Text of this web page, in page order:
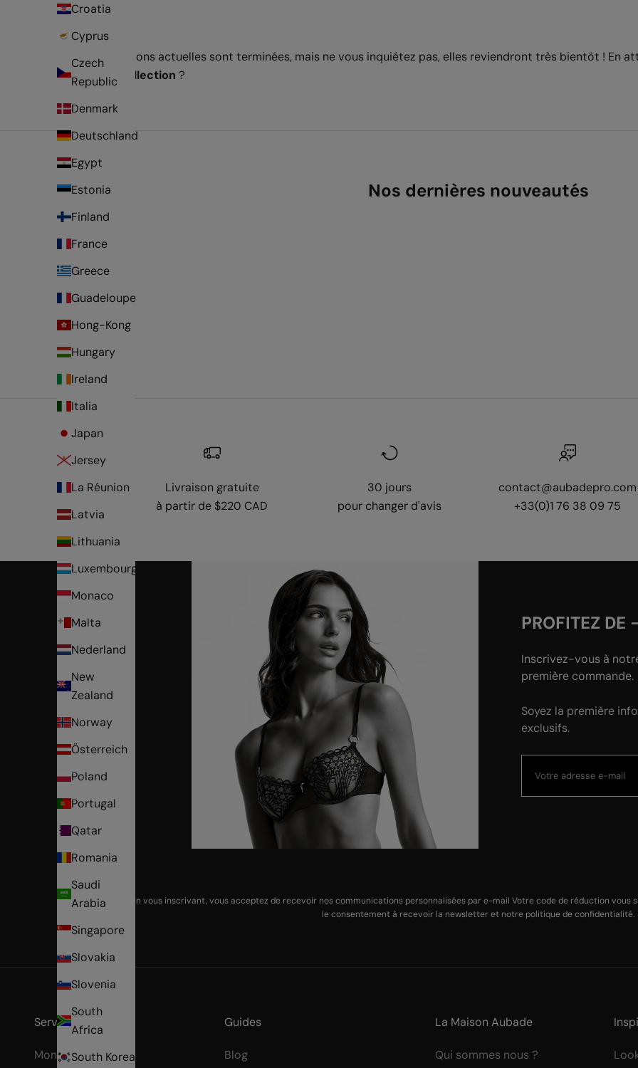
Croatia
Cyprus
Czech
Republic
Denmark
Deutschland
Egypt
Estonia
Finland
France
Greece
Guadeloupe
Hong-Kong
Hungary
Ireland
Italia
Japan
Jersey
La Réunion
Latvia
Lithuania
Luxembourg
Monaco
Malta
Nederland
New
Zealand
Norway
Österreich
Poland
Portugal
Qatar
Romania
Saudi
Arabia
Singapore
Slovakia
Slovenia
South
Africa
South Korea
Nos promotions actuelles sont terminées, mais ne vous inquiétez pas, elles reviendront très bientôt ! En
nouvelle collection ?
Nos dernières nouveautés
Livraison gratuite
à partir de $220 CAD
30 jours
pour changer d'avis
contact@aubadepro.com
+33(0)1 76 38 09 75
PROFITEZ DE
Inscrivez-vous à
première commande.
Soyez la première
exclusifs.
En vous inscrivant, vous acceptez de recevoir nos communications personnalisées par e-mail Votre code de réduction vous
leconsentement à recevoir la newsletteret notre politique de confidentialité.
Services & Aide
Mon Compte
Guides
Blog
La Maison Aubade
Qui sommes nous ?